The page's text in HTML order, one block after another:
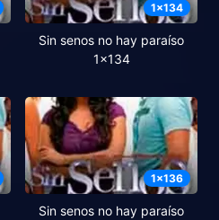
1x134
Sin senos no hay paraíso
1x134
1x136
Sin senos no hay paraíso